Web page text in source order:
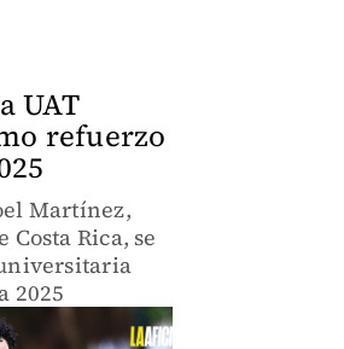
UAT
refuerzo
Martínez,
Rica, se
2025